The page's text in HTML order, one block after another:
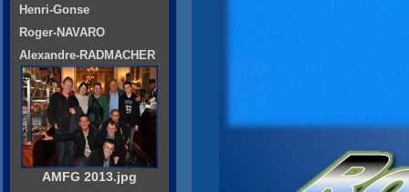
Henri-Gonse
Roger-NAVARO
Alexandre-RADMACHER
AMFG 2013.jpg